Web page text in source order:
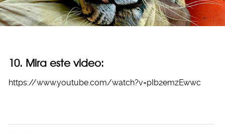
10. Mira este video:
https://www.youtube.com/watch?v=pIb2emzEwwc